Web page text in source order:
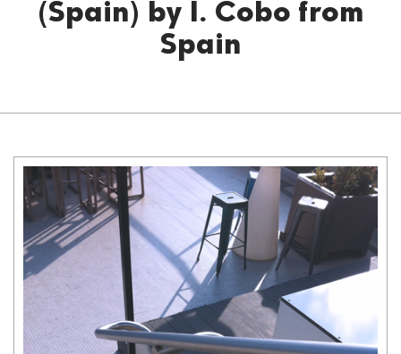
(Spain) by I. Cobo from
Spain